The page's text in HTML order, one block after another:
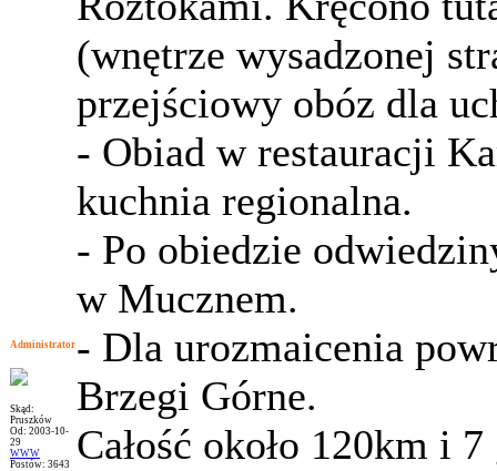
Administrator
Skąd:
Pruszków
Od: 2003-10-
29
WWW
Postów: 3643
(wnętrze wysadzonej
przejściowy obóz dla
- Obiad w restauracji
kuchnia regionalna.
- Po obiedzie
w Mucznem.
- Dla urozmaicenia
Brzegi Górne.
Całość około 120km i